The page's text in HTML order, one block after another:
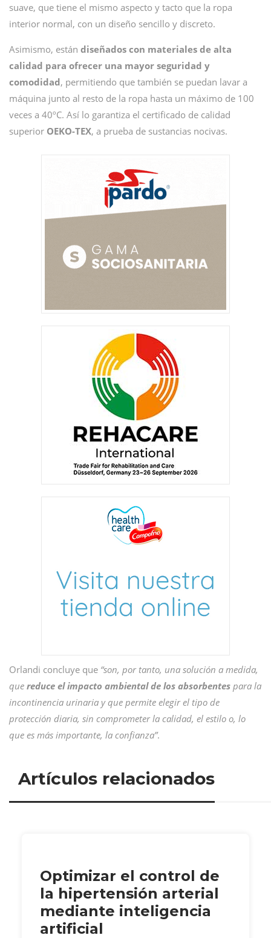
suave, que tiene el mismo aspecto y tacto que la ropa
interior normal, con un diseño sencillo y discreto.
Asimismo, están diseñados con materiales de alta
calidad para ofrecer una mayor seguridad y
comodidad, permitiendo que también se puedan lavar a
máquina junto al resto de la ropa hasta un máximo de 100
veces a 40ºC. Así lo garantiza el certificado de calidad
superior OEKO-TEX, a prueba de sustancias nocivas.
Orlandi concluye que “son, por tanto, una solución a medida,
que reduce el impacto ambiental de los absorbentes para la
incontinencia urinaria y que permite elegir el tipo de
protección diaria, sin comprometer la calidad, el estilo o, lo
que es más importante, la confianza”.
Artículos relacionados
Optimizar el control de
la hipertensión arterial
mediante inteligencia
artificial